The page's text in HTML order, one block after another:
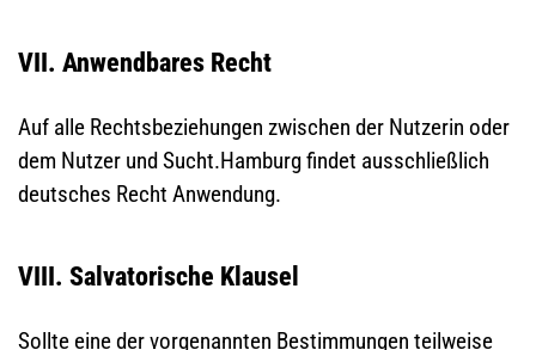
VII. Anwendbares Recht
Auf alle Rechtsbeziehungen zwischen der Nutzerin oder
dem Nutzer und Sucht.Hamburg findet ausschließlich
deutsches Recht Anwendung.
VIII. Salvatorische Klausel
Sollte eine der vorgenannten Bestimmungen teilweise